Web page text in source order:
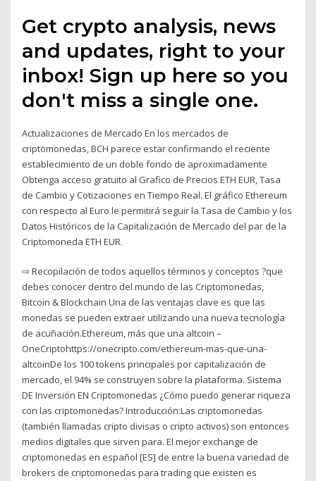
Get crypto analysis, news
and updates, right to your
inbox! Sign up here so you
don't miss a single one.
Actualizaciones de Mercado En los mercados de
criptomonedas, BCH parece estar confirmando el reciente
establecimiento de un doble fondo de aproximadamente
Obtenga acceso gratuito al Grafico de Precios ETH EUR, Tasa
de Cambio y Cotizaciones en Tiempo Real. El gráfico Ethereum
con respecto al Euro le permitirá seguir la Tasa de Cambio y los
Datos Históricos de la Capitalización de Mercado del par de la
Criptomoneda ETH EUR.
⇨ Recopilación de todos aquellos términos y conceptos ?que
debes conocer dentro del mundo de las Criptomonedas,
Bitcoin & Blockchain Una de las ventajas clave es que las
monedas se pueden extraer utilizando una nueva tecnología
de acuñación.Ethereum, más que una altcoin –
OneCriptohttps://onecripto.com/ethereum-mas-que-una-
altcoinDe los 100 tokens principales por capitalización de
mercado, el 94% se construyen sobre la plataforma. Sistema
DE Inversión EN Criptomonedas ¿Cómo puedo generar riqueza
con las criptomonedas? Introducción:Las criptomonedas
(también llamadas cripto divisas o cripto activos) son entonces
medios digitales que sirven para. El mejor exchange de
criptomonedas en español [ES] de entre la buena variedad de
brokers de criptomonedas para trading que existen es